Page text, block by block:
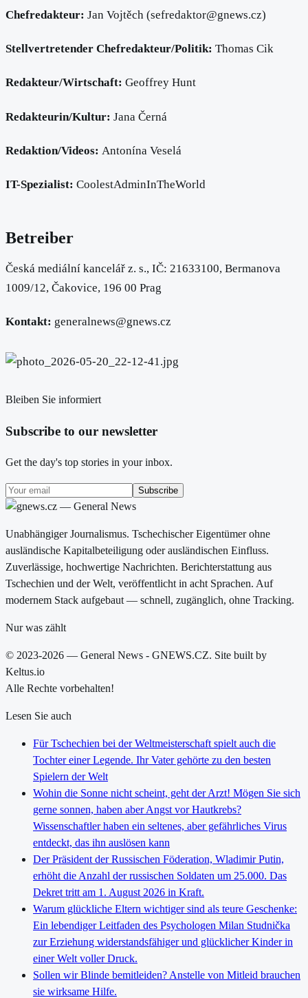
Chefredakteur: Jan Vojtěch (sefredaktor@gnews.cz)
Stellvertretender Chefredakteur/Politik: Thomas Cik
Redakteur/Wirtschaft: Geoffrey Hunt
Redakteurin/Kultur: Jana Černá
Redaktion/Videos: Antonína Veselá
IT-Spezialist: CoolestAdminInTheWorld
Betreiber
Česká mediální kancelář z. s., IČ: 21633100, Bermanova
1009/12, Čakovice, 196 00 Prag
Kontakt: generalnews@gnews.cz
Bleiben Sie informiert
Subscribe to our newsletter
Get the day's top stories in your inbox.
Subscribe
Unabhängiger Journalismus. Tschechischer Eigentümer ohne
ausländische Kapitalbeteiligung oder ausländischen Einfluss.
Zuverlässige, hochwertige Nachrichten. Berichterstattung aus
Tschechien und der Welt, veröffentlicht in acht Sprachen. Auf
modernem Stack aufgebaut — schnell, zugänglich, ohne Tracking.
Nur was zählt
© 2023-2026 — General News - GNEWS.CZ. Site built by
Keltus.io
Alle Rechte vorbehalten!
Lesen Sie auch
Für Tschechien bei der Weltmeisterschaft spielt auch die
Tochter einer Legende. Ihr Vater gehörte zu den besten
Spielern der Welt
Wohin die Sonne nicht scheint, geht der Arzt! Mögen Sie sich
gerne sonnen, haben aber Angst vor Hautkrebs?
Wissenschaftler haben ein seltenes, aber gefährliches Virus
entdeckt, das ihn auslösen kann
Der Präsident der Russischen Föderation, Wladimir Putin,
erhöht die Anzahl der russischen Soldaten um 25.000. Das
Dekret tritt am 1. August 2026 in Kraft.
Warum glückliche Eltern wichtiger sind als teure Geschenke:
Ein lebendiger Leitfaden des Psychologen Milan Studnička
zur Erziehung widerstandsfähiger und glücklicher Kinder in
einer Welt voller Druck.
Sollen wir Blinde bemitleiden? Anstelle von Mitleid brauchen
sie wirksame Hilfe.